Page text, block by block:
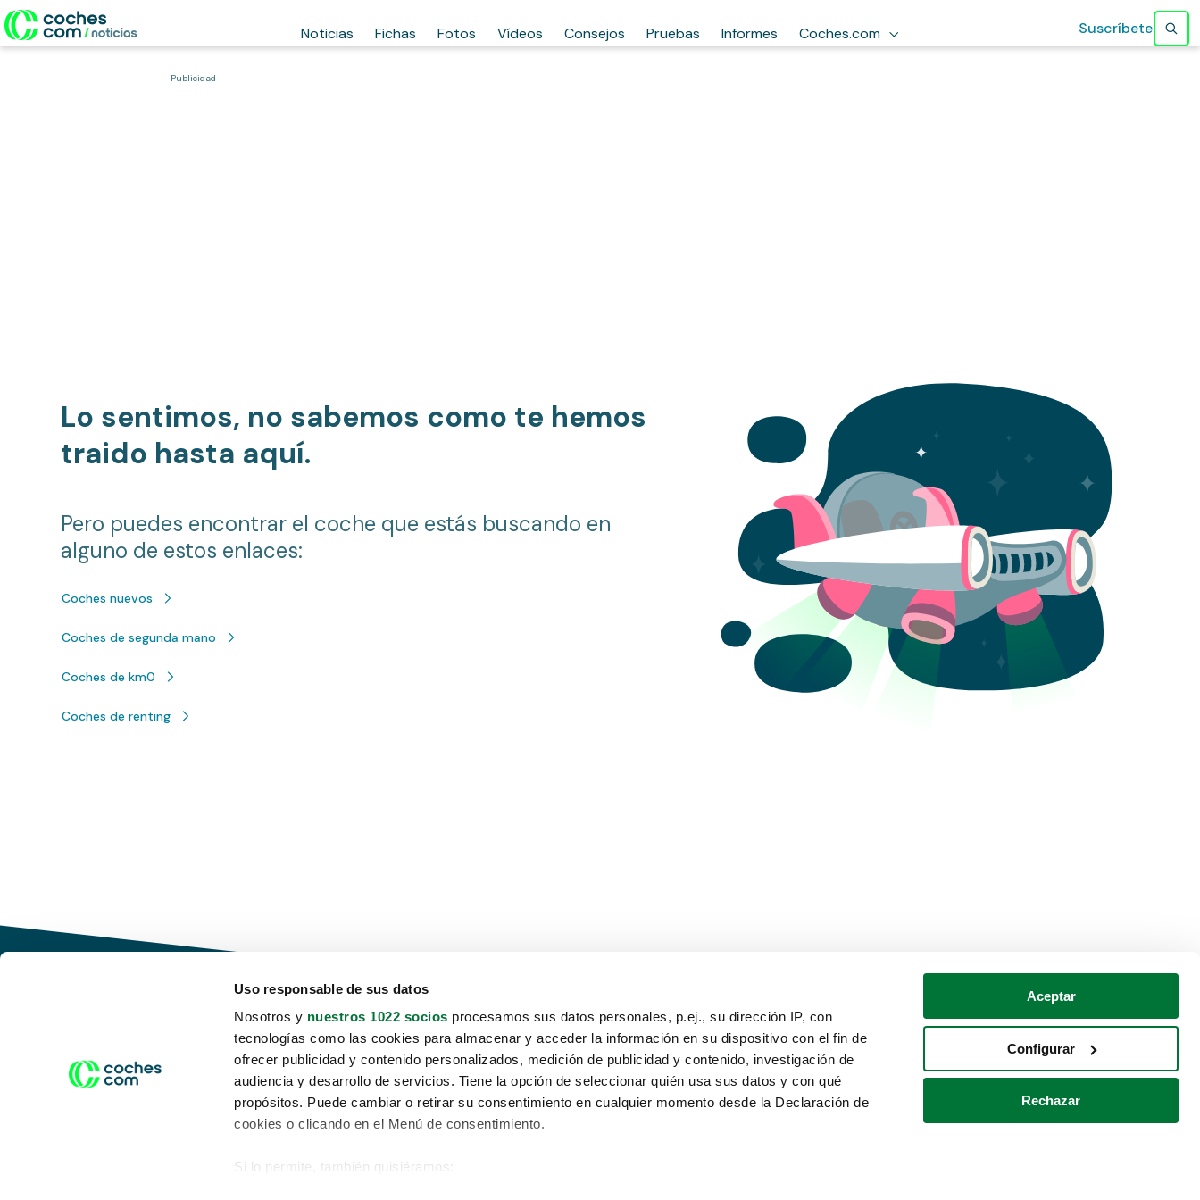
Uso responsable de sus datos
Nosotros y nuestros 1022 socios procesamos sus datos personales, p.ej., su dirección IP, con
tecnologías como las cookies para almacenar y acceder la información en su dispositivo con el fin de
ofrecer publicidad y contenido personalizados, medición de publicidad y contenido, investigación de
audiencia y desarrollo de servicios. Tiene la opción de seleccionar quién usa sus datos y con qué
propósitos. Puede cambiar o retirar su consentimiento en cualquier momento desde la Declaración de
cookies o clicando en el Menú de consentimiento.
Si lo permite, también quisiéramos:
Aceptar
Configurar
Rechazar
Noticias Fichas Fotos Vídeos Consejos Pruebas Informes Coches.com Suscríbete
Publicidad
Lo sentimos, no sabemos como te hemos
traido hasta aquí.
Pero puedes encontrar el coche que estás buscando en
alguno de estos enlaces:
Coches nuevos
Coches de segunda mano
Coches de km0
Coches de renting
Conduce tu futuro,
desata tu movilidad